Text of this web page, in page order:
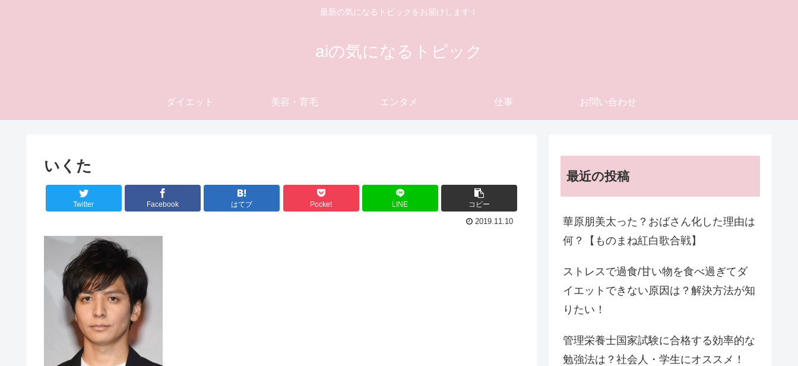
最新の気になるトピックをお届けします！
aiの気になるトピック
ダイエット 美容・育毛 エンタメ 仕事 お問い合わせ
いくた
Twitter Facebook はてブ Pocket LINE コピー
2019.11.10
最近の投稿
華原朋美太った？おばさん化した理由は
何？【ものまね紅白歌合戦】
ストレスで過食/甘い物を食べ過ぎてダ
イエットできない原因は？解決方法が知
りたい！
管理栄養士国家試験に合格する効率的な
勉強法は？社会人・学生にオススメ！